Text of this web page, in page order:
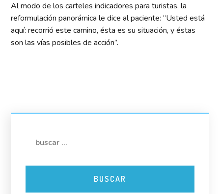
Al modo de los carteles indicadores para turistas, la
reformulación panorámica le dice al paciente: “Usted está
aquí: recorrió este camino, ésta es su situación, y éstas
son las vías posibles de acción”.